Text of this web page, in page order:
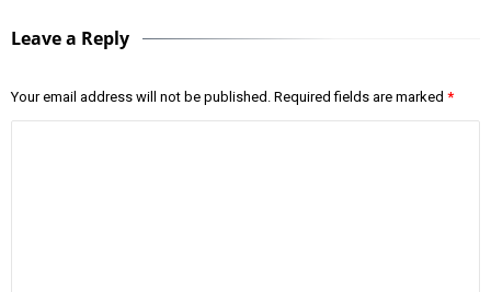
Leave a Reply
Your email address will not be published. Required fields are marked *